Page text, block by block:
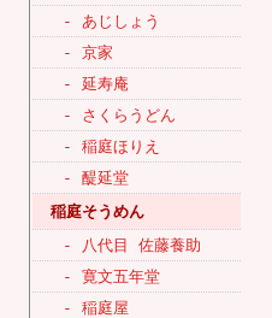
- あじしょう
- 京家
- 延寿庵
- さくらうどん
- 稲庭ほりえ
- 醍延堂
稲庭そうめん
- 八代目 佐藤養助
- 寛文五年堂
- 稲庭屋